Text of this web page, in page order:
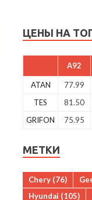
ЦЕНЫ НА
A92
ATAN 77.99
TES
81.50
GRIFON
75.95
МЕТКИ
Chery (76)
Hyundai (105)